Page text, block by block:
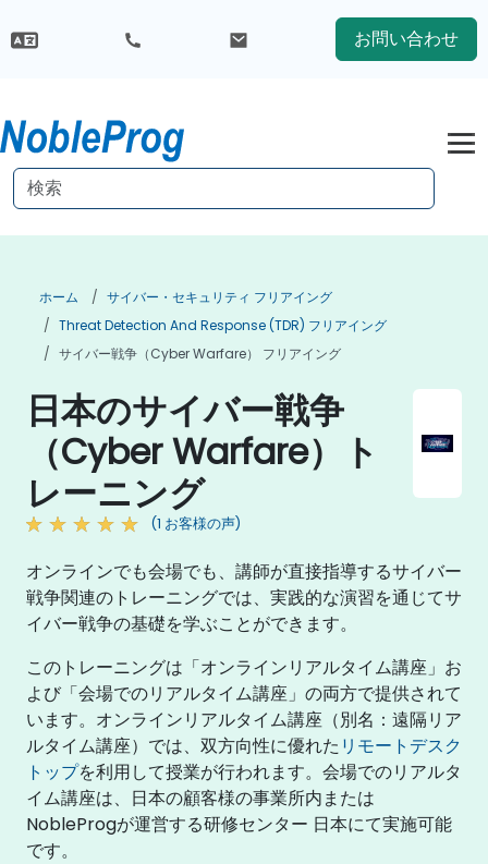
お問い合わせ
ホーム
サイバー・セキュリティ フリアイング
Threat Detection And Response (TDR) フリアイング
サイバー戦争（Cyber Warfare） フリアイング
日本のサイバー戦争
（Cyber Warfare）ト
レーニング
(1 お客様の声)
オンラインでも会場でも、講師が直接指導するサイバー
戦争関連のトレーニングでは、実践的な演習を通じてサ
イバー戦争の基礎を学ぶことができます。
このトレーニングは「オンラインリアルタイム講座」お
よび「会場でのリアルタイム講座」の両方で提供されて
います。オンラインリアルタイム講座（別名：遠隔リア
ルタイム講座）では、双方向性に優れたリモートデスク
トップを利用して授業が行われます。会場でのリアルタ
イム講座は、日本の顧客様の事業所内または
NobleProgが運営する研修センター 日本にて実施可能
です。